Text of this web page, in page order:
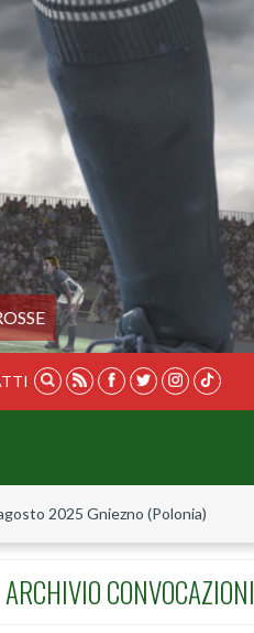
2025 Gniezno (Polonia)
ARCHIVIO CONVOCAZIONI